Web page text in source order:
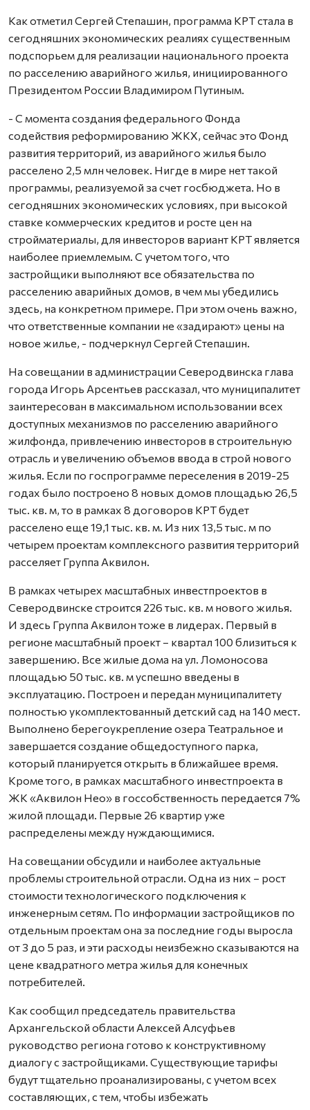
Как отметил Сергей Степашин, программа КРТ стала в
сегодняшних экономических реалиях существенным
подспорьем для реализации национального проекта
по расселению аварийного жилья, инициированного
Президентом России Владимиром Путиным.
- С момента создания федерального Фонда
содействия реформированию ЖКХ, сейчас это Фонд
развития территорий, из аварийного жилья было
расселено 2,5 млн человек. Нигде в мире нет такой
программы, реализуемой за счет госбюджета. Но в
сегодняшних экономических условиях, при высокой
ставке коммерческих кредитов и росте цен на
стройматериалы, для инвесторов вариант КРТ является
наиболее приемлемым. С учетом того, что
застройщики выполняют все обязательства по
расселению аварийных домов, в чем мы убедились
здесь, на конкретном примере. При этом очень важно,
что ответственные компании не «задирают» цены на
новое жилье, - подчеркнул Сергей Степашин.
На совещании в администрации Северодвинска глава
города Игорь Арсентьев рассказал, что муниципалитет
заинтересован в максимальном использовании всех
доступных механизмов по расселению аварийного
жилфонда, привлечению инвесторов в строительную
отрасль и увеличению объемов ввода в строй нового
жилья. Если по госпрограмме переселения в 2019-25
годах было построено 8 новых домов площадью 26,5
тыс. кв. м, то в рамках 8 договоров КРТ будет
расселено еще 19,1 тыс. кв. м. Из них 13,5 тыс. м по
четырем проектам комплексного развития территорий
расселяет Группа Аквилон.
В рамках четырех масштабных инвестпроектов в
Северодвинске строится 226 тыс. кв. м нового жилья.
И здесь Группа Аквилон тоже в лидерах. Первый в
регионе масштабный проект – квартал 100 близиться к
завершению. Все жилые дома на ул. Ломоносова
площадью 50 тыс. кв. м успешно введены в
эксплуатацию. Построен и передан муниципалитету
полностью укомплектованный детский сад на 140 мест.
Выполнено берегоукрепление озера Театральное и
завершается создание общедоступного парка,
который планируется открыть в ближайшее время.
Кроме того, в рамках масштабного инвестпроекта в
ЖК «Аквилон Нео» в госсобственность передается 7%
жилой площади. Первые 26 квартир уже
распределены между нуждающимися.
На совещании обсудили и наиболее актуальные
проблемы строительной отрасли. Одна из них – рост
стоимости технологического подключения к
инженерным сетям. По информации застройщиков по
отдельным проектам она за последние годы выросла
от 3 до 5 раз, и эти расходы неизбежно сказываются на
цене квадратного метра жилья для конечных
потребителей.
Как сообщил председатель правительства
Архангельской области Алексей Алсуфьев
руководство региона готово к конструктивному
диалогу с застройщиками. Существующие тарифы
будут тщательно проанализированы, с учетом всех
составляющих, с тем, чтобы избежать